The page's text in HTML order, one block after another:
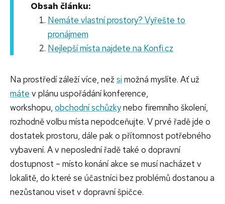
Obsah článku:
Nemáte vlastní prostory? Vyřešte to
pronájmem
Nejlepší místa najdete na Konfi.cz
Na prostředí záleží více, než si možná myslíte. Ať už
máte v plánu uspořádání konference,
workshopu, obchodní schůzkynebo firemního školení,
rozhodně volbu místa nepodceňujte. V prvé řadě jde o
dostatek prostoru, dále pak o přítomnost potřebného
vybavení. A v neposlední řadě také o dopravní
dostupnost – místo konání akce se musí nacházet v
lokalitě, do které se účastníci bez problémů dostanou a
nezůstanou viset v dopravní špičce.